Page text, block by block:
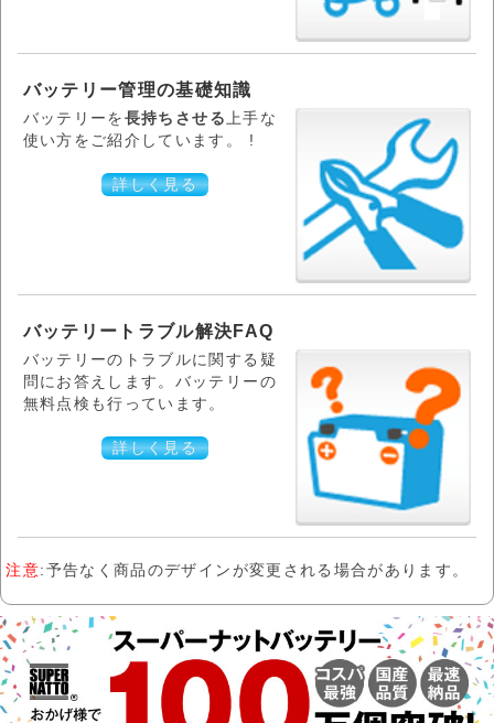
バッテリー管理の基礎知識
バッテリーを 長持ちさせる 上手な
使い方をご紹介しています。 !
詳しく見る
バッテリートラブル解決FAQ
バッテリーのトラブルに関する疑
問にお答えします。バッテリーの
無料点検も行っています。
詳しく見る
注意:予告なく商品のデザインが変更される場合があります。